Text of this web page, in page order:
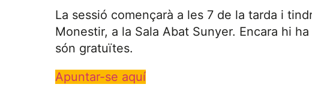
La sessió començarà a les 7 de la tarda i
Monestir, a la Sala Abat Sunyer. Encara hi
són gratuïtes.
Apuntar-se aquí